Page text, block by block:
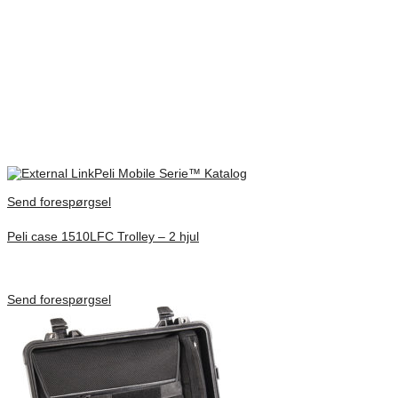
Peli Mobile Serie™ Katalog
Send forespørgsel
Peli case 1510LFC Trolley – 2 hjul
Send forespørgsel